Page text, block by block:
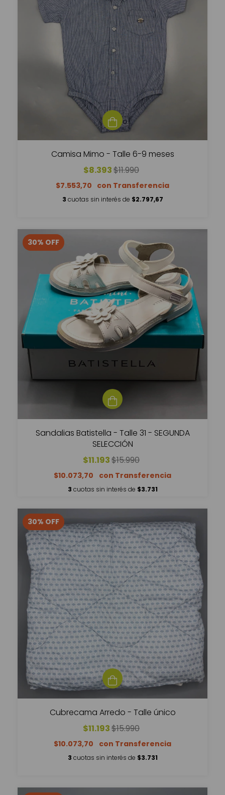
Camisa Mimo - Talle 6-9 meses
$8.393$11.990
$7.553,70
3 cuotas sin interés de $2.797,67
30% OFF
Sandalias Batistella - Talle 31 - SEGUNDA
SELECCIÓN
$11.193$15.990
$10.073,70
3 cuotas sin interés de $3.731
30% OFF
Cubrecama Arredo - Talle único
$11.193$15.990
$10.073,70
3 cuotas sin interés de $3.731